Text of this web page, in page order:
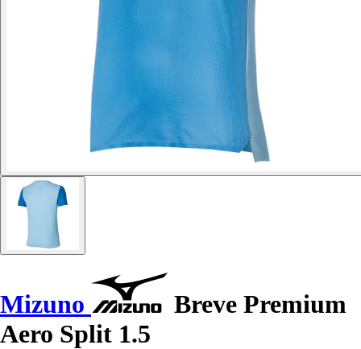
Mizuno
Breve Premium
Aero Split 1.5